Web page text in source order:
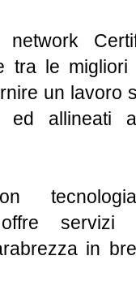
network
tra le migliori
un lavoro
ed allineati
offre
in